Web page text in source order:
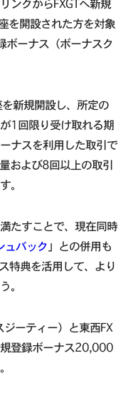
ンクからFXGTへ新規
を開設された方を対象
ーナス（ボーナスク
新規開設し、所定の
1回限り受け取れる期
ナスを利用した取引で
および8回以上の取引
。
たすことで、現在同時
ュバック 」との併用も
特典を活用して、より
。
ーティー）と東西FX
登録ボーナス20,000